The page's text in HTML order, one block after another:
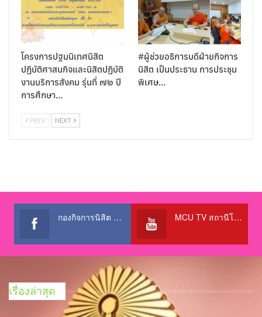
โครงการปฐมนิเทศนิสิต
ปฏิบัติศาสนกิจและนิสิตปฏิบัติ
งานบริการสังคม รุ่นที่ ๗๒ ปี
การศึกษา…
#ผู้ช่วยอธิการบดีฝ่ายกิจการ
นิสิต เป็นประธาน การประชุม
พิเศษ…
PREV NEXT
กองกิจการนิสิต สำนักงานอธิการบดี MCU TV สถานีโทรทัศน์เพื่อการศึกษา @OfficialTBCChannel
เรื่องล่าสุด